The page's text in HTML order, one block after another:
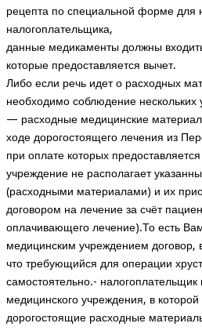
рецепта по специальной форме для
налогоплательщика,
данные медикаменты должны
которые предоставляется вычет.
Либо если речь идет о расходных
необходимо соблюдение нескольких
— расходные медицинские
ходе дорогостоящего лечения из
при оплате которых
учреждение не располагает
(расходными материалами) и их
договором на лечение за счёт
оплачивающего лечение).То есть
медицинским учреждением договор,
что требующийся для операции
самостоятельно.- налогоплательщик
медицинского учреждения, в которой
дорогостоящие расходные